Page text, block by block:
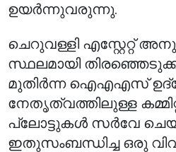
ഉയർന്നുവരുന്നു.
ചെറുവള്ളി എസ്റ്റേറ്റ്
സ്ഥലമായി
മുതിർന്ന ഐഎഎസ്
നേതൃത്വത്തിലുള്ള
പ്ലോട്ടുകൾ സർവേ
ഇതുസംബന്ധിച്ച ഒരു